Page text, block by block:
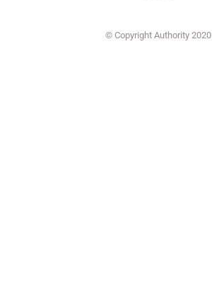
© Copyright Authority 2020